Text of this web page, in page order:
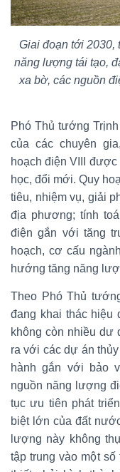
Giai đoạn tới 2030,
năng lượng tái tạo,
xa bờ, các nguồn
Phó Thủ tướng
của các chuyên
hoạch điện VIII
học, đổi mới. Quy
tiêu, nhiệm vụ, giải
địa phương; tính
điện gắn với tăng
hoạch, cơ cấu
hướng tăng năng
Theo Phó Thủ
đang khai thác hiệu
không còn nhiều dư
ra với các dự án
hành gắn với bảo
nguồn năng lượng
tục ưu tiên phát
biệt lớn của đất
lượng này không
tập trung vào một